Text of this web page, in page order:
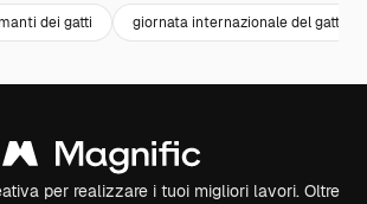
dei gatti giornata internazionale del gatto
per realizzare i tuoi migliori lavori. Oltre